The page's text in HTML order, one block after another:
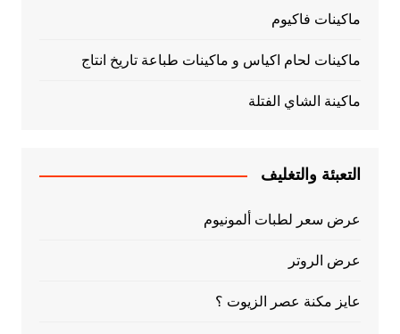
ماكينات فاكيوم
ماكينات لحام اكياس و ماكينات طباعة تاريخ انتاج
ماكينة الشاي الفتلة
التعبئة والتغليف
عرض سعر لطبات ألمونيوم
عرض الروتر
عايز مكنة عصر الزيوت ؟